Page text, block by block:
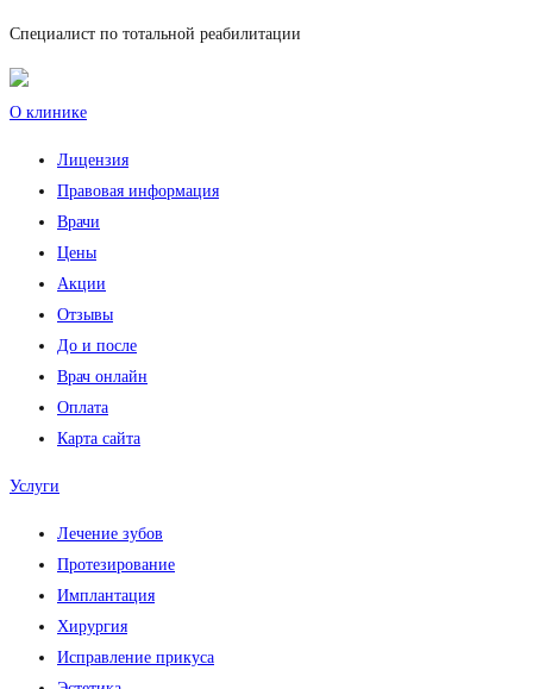
Специалист по тотальной реабилитации
О клинике
Лицензия
Правовая информация
Врачи
Цены
Акции
Отзывы
До и после
Врач онлайн
Оплата
Карта сайта
Услуги
Лечение зубов
Протезирование
Имплантация
Хирургия
Исправление прикуса